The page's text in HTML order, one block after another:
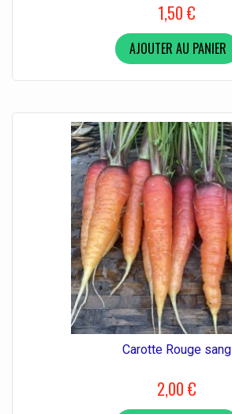
1,50 €
AJOUTER AU PANIER
Carotte Rouge sang
2,00 €